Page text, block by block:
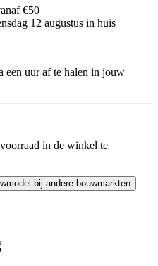
€50
12 augustus in huis
een uur af te halen in jouw
in de winkel te
bij andere bouwmarkten